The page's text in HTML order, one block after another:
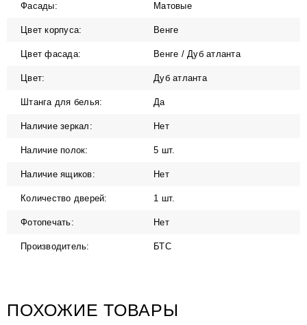
Фасады: Матовые
Цвет корпуса: Венге
Цвет фасада: Венге / Дуб атланта
Цвет: Дуб атланта
Штанга для белья: Да
Наличие зеркал: Нет
Наличие полок: 5 шт.
Наличие ящиков: Нет
Количество дверей: 1 шт.
Фотопечать: Нет
Производитель: БТС
ПОХОЖИЕ ТОВАРЫ